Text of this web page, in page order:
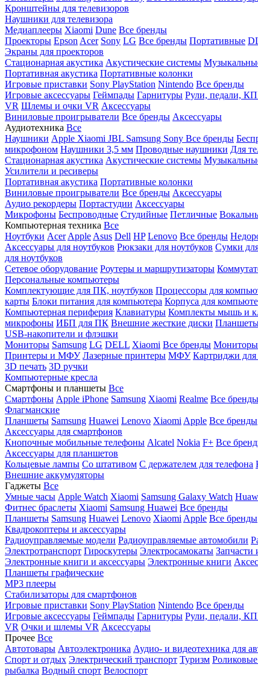
Кронштейны для телевизоров
Наушники для телевизора
Медиаплееры Xiaomi Dune Все бренды
Проекторы Epson Acer Sony LG Все бренды Портативные
Экраны для проекторов
Стационарная акустика Акустические системы
Портативная акустика Портативные колонки
Игровые приставки Sony PlayStation Nintendo Все бренды
Игровые аксессуары Геймпады Гарнитуры Рули, педали,
VR Шлемы и очки VR Аксессуары
Виниловые проигрыватели Все бренды Аксессуары
Аудиотехника Все
Наушники Apple Xiaomi JBL Samsung Sony Все бренды
микрофоном Наушники 3,5 мм Проводные наушники Для
Стационарная акустика Акустические системы
Усилители и ресиверы
Портативная акустика Портативные колонки
Виниловые проигрыватели Все бренды Аксессуары
Аудио рекордеры Портастудии Аксессуары
Микрофоны Беспроводные Студийные Петличные
Компьютерная техника Все
Ноутбуки Acer Apple Asus Dell HP Lenovo Все бренды
Аксессуары для ноутбуков Рюкзаки для ноутбуков Сумки
для ноутбуков
Сетевое оборудование Роутеры и маршрутизаторы
Персональные компьютеры
Комплектующие для ПК, ноутбуков Процессоры для
карты Блоки питания для компьютера Корпуса для
Компьютерная периферия Клавиатуры Комплекты мышь и
микрофоны ИБП для ПК Внешние жесткие диски
USB-накопители и флэшки
Мониторы Samsung LG DELL Xiaomi Все бренды
Принтеры и МФУ Лазерные принтеры МФУ Картриджи для
3D печать 3D ручки
Компьютерные кресла
Смартфоны и планшеты Все
Смартфоны Apple iPhone Samsung Xiaomi Realme Все бренды
Флагманские
Планшеты Samsung Huawei Lenovo Xiaomi Apple Все бренды
Аксессуары для смартфонов
Кнопочные мобильные телефоны Alcatel Nokia F+ Все
Аксессуары для планшетов
Кольцевые лампы Со штативом C держателем для телефона
Внешние аккумуляторы
Гаджеты Все
Умные часы Apple Watch Xiaomi Samsung Galaxy Watch
Фитнес браслеты Xiaomi Samsung Huawei Все бренды
Планшеты Samsung Huawei Lenovo Xiaomi Apple Все бренды
Квадрокоптеры и аксессуары
Радиоуправляемые модели Радиоуправляемые автомобили
Электротранспорт Гироскутеры Электросамокаты Запчасти
Электронные книги и аксессуары Электронные книги
Планшеты графические
MP3 плееры
Стабилизаторы для смартфонов
Игровые приставки Sony PlayStation Nintendo Все бренды
Игровые аксессуары Геймпады Гарнитуры Рули, педали,
VR Очки и шлемы VR Аксессуары
Прочее Все
Автотовары Автоэлектроника Аудио- и видеотехника для
Спорт и отдых Электрический транспорт Туризм
рыбалка Водный спорт Велоспорт